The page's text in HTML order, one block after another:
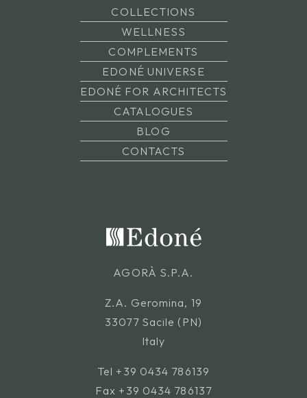
COLLECTIONS
WELLNESS
COMPLEMENTS
EDONÉ UNIVERSE
EDONÉ FOR ARCHITECTS
CATALOGUES
BLOG
CONTACTS
AGORÀ S.P.A.
Z.A. Geromina, 19
33077 Sacile (PN)
Italy
Tel +39 0434 786139
Fax +39 0434 786137